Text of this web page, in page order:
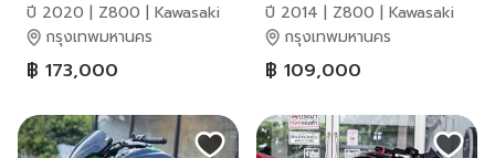
ปี 2020 | Z800 | Kawasaki
กรุงเทพมหานคร
฿ 173,000
ปี 2014 | Z800 | Kawasaki
กรุงเทพมหานคร
฿ 109,000